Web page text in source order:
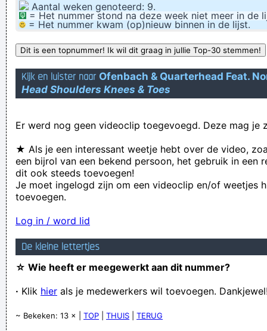
In verschillende kranten kreeg De Bruyne dan ook hoge
torenhoge scores.
Verknoei je tijd op een nuttige manier!
Geej se lèllike voel hod!
Aantal weken genoteerd: 9.
= Het nummer stond na deze week niet meer in de
= Het nummer kwam (op)nieuw binnen in de lijst.
Kijk en luister naar Ofenbach & Quarterhead Feat.
Head Shoulders Knees & Toes
Er werd nog geen videoclip toegevoegd. Deze mag je
★ Als je een interessant weetje hebt over de video,
een bijrol van een bekend persoon, het gebruik in een
dit ook steeds toevoegen!
Je moet ingelogd zijn om een videoclip en/of weetjes
toevoegen.
Log in / word lid
De kleine lettertjes
☆ Wie heeft er meegewerkt aan dit nummer?
· Klik hier als je medewerkers wil toevoegen.
~ Bekeken: 13 × | TOP THUIS TERUG